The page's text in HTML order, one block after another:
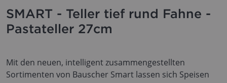
SMART - Teller tief rund Fahne -
Pastateller 27cm
Mit den neuen, intelligent zusammengestellten
Sortimenten von Bauscher Smart lassen sich Speisen